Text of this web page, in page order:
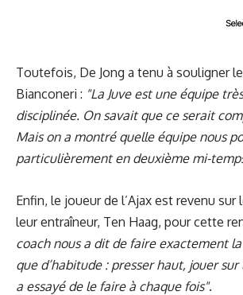
Toutefois, De Jong a tenu à souligner
Bianconeri : "La Juve est une équipe
disciplinée. On savait que ce serait
Mais on a montré quelle équipe nous
particulièrement en deuxième mi-
Enfin, le joueur de l’Ajax est revenu sur
leur entraîneur, Ten Haag, pour cette
coach nous a dit de faire exactement
que d’habitude : presser haut, jouer sur
a essayé de le faire à chaque fois".